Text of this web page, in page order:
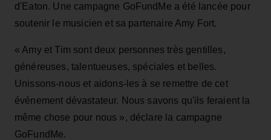
d'Eaton. Une campagne GoFundMe a été lancée pour
soutenir le musicien et sa partenaire Amy Fort.
« Amy et Tim sont deux personnes très gentilles,
généreuses, talentueuses, spéciales et belles.
Unissons-nous et aidons-les à se remettre de cet
événement dévastateur. Nous savons qu'ils feraient la
même chose pour nous », déclare la campagne
GoFundMe.